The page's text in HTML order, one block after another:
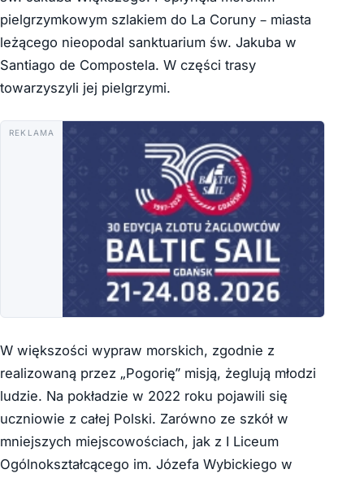
pielgrzymkowym szlakiem do La Coruny – miasta
leżącego nieopodal sanktuarium św. Jakuba w
Santiago de Compostela. W części trasy
towarzyszyli jej pielgrzymi.
REKLAMA
W większości wypraw morskich, zgodnie z
realizowaną przez „Pogorię” misją, żeglują młodzi
ludzie. Na pokładzie w 2022 roku pojawili się
uczniowie z całej Polski. Zarówno ze szkół w
mniejszych miejscowościach, jak z I Liceum
Ogólnokształcącego im. Józefa Wybickiego w